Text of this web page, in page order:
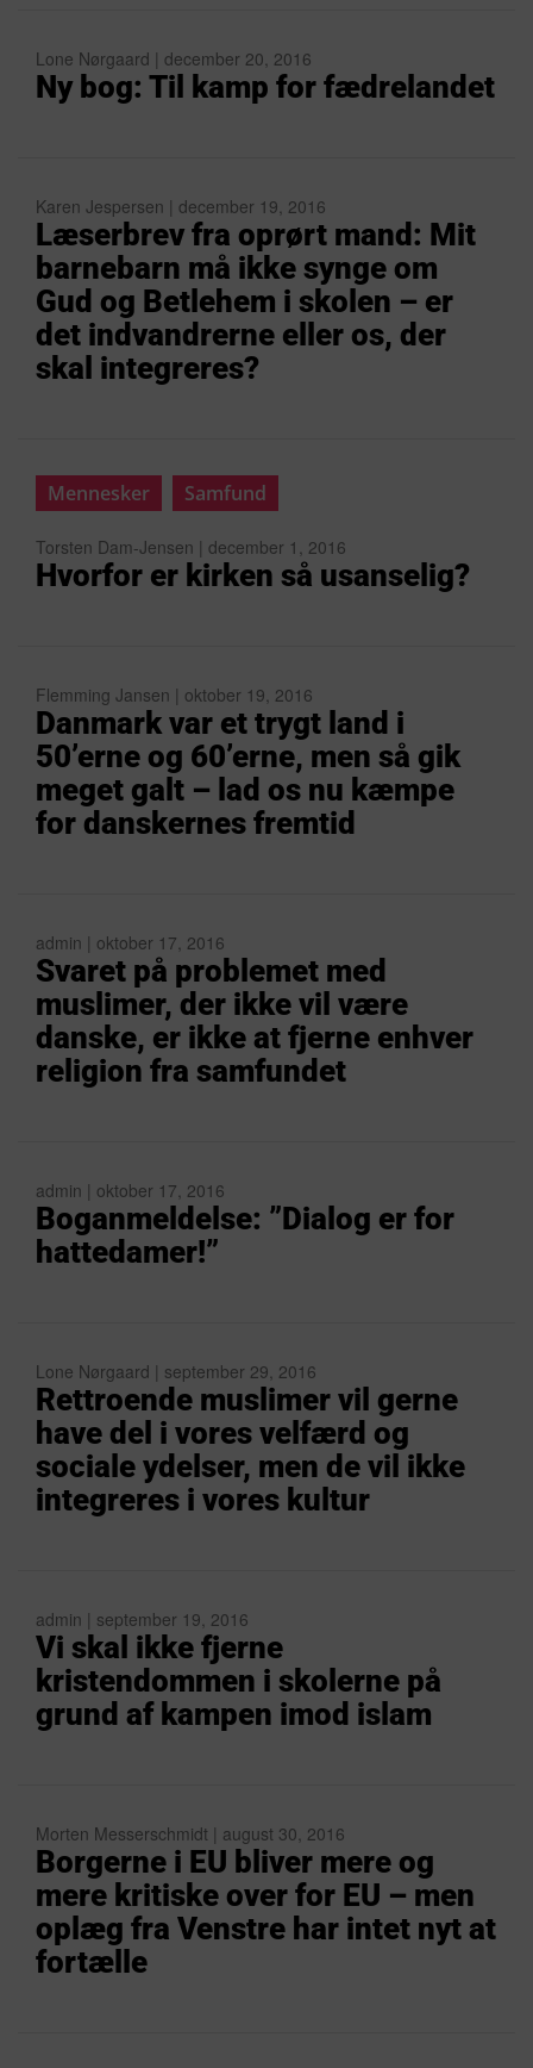
Lone Nørgaard | december 20, 2016
Ny bog: Til kamp for fædrelandet
Karen Jespersen | december 19, 2016
Læserbrev fra oprørt mand: Mit
barnebarn må ikke synge om
Gud og Betlehem i skolen – er
det indvandrerne eller os, der
skal integreres?
Mennesker Samfund
Torsten Dam-Jensen | december 1, 2016
Hvorfor er kirken så usanselig?
Flemming Jansen | oktober 19, 2016
Danmark var et trygt land i
50’erne og 60’erne, men så gik
meget galt – lad os nu kæmpe
for danskernes fremtid
admin | oktober 17, 2016
Svaret på problemet med
muslimer, der ikke vil være
danske, er ikke at fjerne enhver
religion fra samfundet
admin | oktober 17, 2016
Boganmeldelse: ”Dialog er for
hattedamer!”
Lone Nørgaard | september 29, 2016
Rettroende muslimer vil gerne
have del i vores velfærd og
sociale ydelser, men de vil ikke
integreres i vores kultur
admin | september 19, 2016
Vi skal ikke fjerne
kristendommen i skolerne på
grund af kampen imod islam
Morten Messerschmidt | august 30, 2016
Borgerne i EU bliver mere og
mere kritiske over for EU – men
oplæg fra Venstre har intet nyt at
fortælle